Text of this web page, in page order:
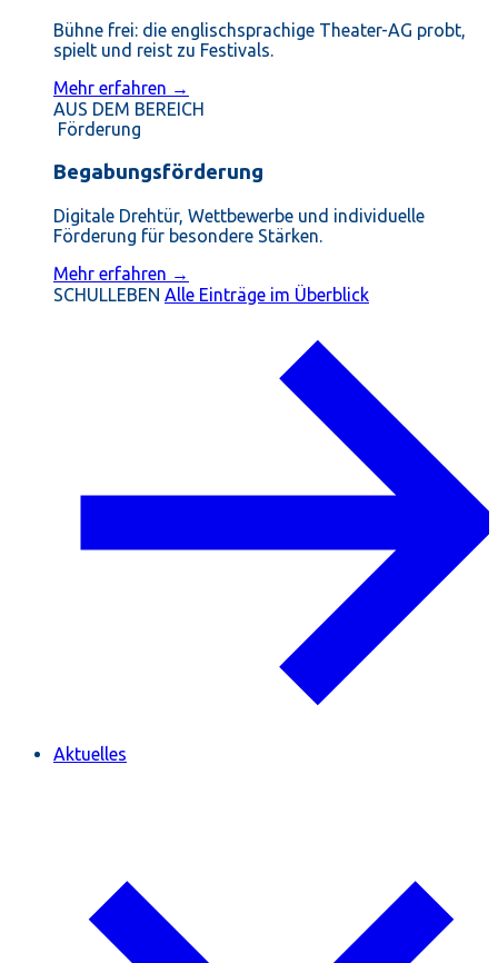
Bühne frei: die englischsprachige Theater-AG probt,
spielt und reist zu Festivals.
Mehr erfahren →
AUS DEM BEREICH
Förderung
Begabungsförderung
Digitale Drehtür, Wettbewerbe und individuelle
Förderung für besondere Stärken.
Mehr erfahren →
SCHULLEBEN Alle Einträge im Überblick
Aktuelles